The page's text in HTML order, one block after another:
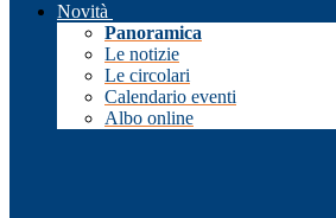
Novità
Panoramica
Le notizie
Le circolari
Calendario eventi
Albo online